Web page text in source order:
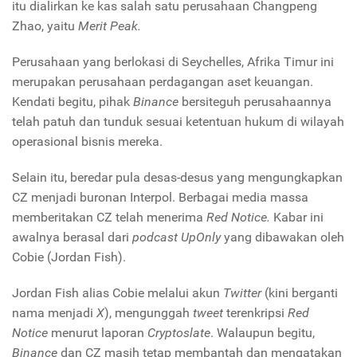
itu dialirkan ke kas salah satu perusahaan Changpeng
Zhao, yaitu Merit Peak.
Perusahaan yang berlokasi di Seychelles, Afrika Timur ini
merupakan perusahaan perdagangan aset keuangan.
Kendati begitu, pihak Binance bersiteguh perusahaannya
telah patuh dan tunduk sesuai ketentuan hukum di wilayah
operasional bisnis mereka.
Selain itu, beredar pula desas-desus yang mengungkapkan
CZ menjadi buronan Interpol. Berbagai media massa
memberitakan CZ telah menerima Red Notice. Kabar ini
awalnya berasal dari podcast UpOnlyyang dibawakan oleh
Cobie (Jordan Fish).
Jordan Fish alias Cobie melalui akun Twitter(kini berganti
nama menjadi X), mengunggah tweet terenkripsi Red
Notice menurut laporan Cryptoslate. Walaupun begitu,
Binance dan CZ masih tetap membantah dan mengatakan